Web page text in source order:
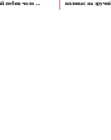
побив чоло ...
впливає на